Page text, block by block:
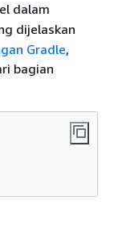
dalam
dijelaskan
Gradle,
bagian